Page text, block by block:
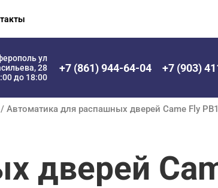
ул
28
до 18:00
+7 (861) 944-64-04 +7 (903)
/ Автоматика для распашных дверей Came Fly
дверей